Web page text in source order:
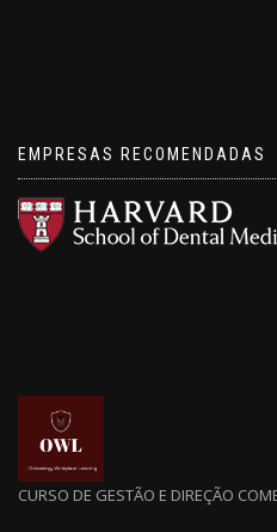
EMPRESAS RECOMENDADAS
CURSO DE GESTÃO E DIREÇÃO